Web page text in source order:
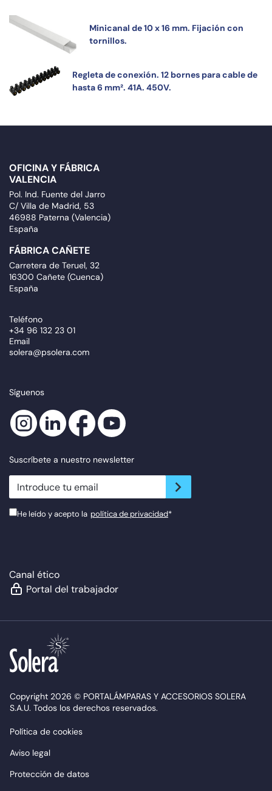
Minicanal de 10 x 16 mm. Fijación con
tornillos.
Regleta de conexión. 12 bornes para cable de
hasta 6 mm². 41A. 450V.
OFICINA Y FÁBRICA
VALENCIA
Pol. Ind. Fuente del Jarro
C/ Villa de Madrid, 53
46988 Paterna (Valencia)
España
FÁBRICA CAÑETE
Carretera de Teruel, 32
16300 Cañete (Cuenca)
España
Teléfono
+34 96 132 23 01
Email
solera@psolera.com
Síguenos
Suscríbete a nuestro newsletter
newsletter.suscribe
He leído y acepto la política de privacidad*
Canal ético
Portal del trabajador
Copyright 2026 © PORTALÁMPARAS Y ACCESORIOS SOLERA
S.A.U. Todos los derechos reservados.
Política de cookies
Aviso legal
Protección de datos